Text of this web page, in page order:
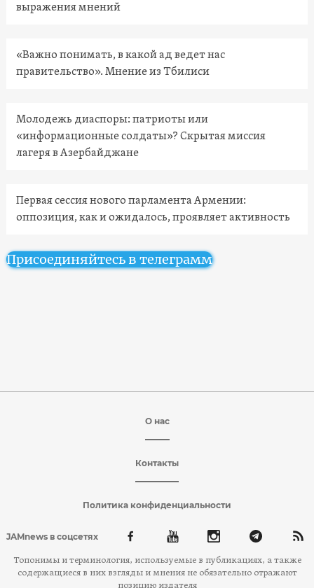
выражения мнений
«Важно понимать, в какой ад ведет нас
правительство». Мнение из Тбилиси
Молодежь диаспоры: патриоты или
«информационные солдаты»? Скрытая миссия
лагеря в Азербайджане
Первая сессия нового парламента Армении:
оппозиция, как и ожидалось, проявляет активность
Присоединяйтесь в телеграмм
О нас
Контакты
Политика конфиденциальности
JAMnews в соцсетях
Топонимы и терминология, используемые в публикациях, а также
содержащиеся в них взгляды и мнения не обязательно отражают